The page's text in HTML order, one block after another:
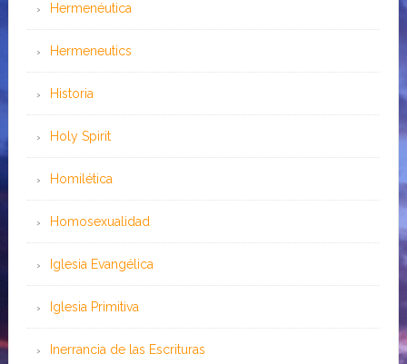
Hermenéutica
Hermeneutics
Historia
Holy Spirit
Homilética
Homosexualidad
Iglesia Evangélica
Iglesia Primitiva
Inerrancia de las Escrituras